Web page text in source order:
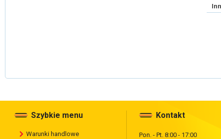
Szybkie menu
Warunki handlowe
Kontakt
Pon. - Pt. 8:00 - 17:00